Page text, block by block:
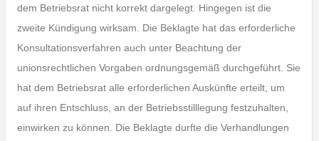
dem Betriebsrat nicht korrekt dargelegt. Hingegen ist die
zweite Kündigung wirksam. Die Beklagte hat das erforderliche
Konsultationsverfahren auch unter Beachtung der
unionsrechtlichen Vorgaben ordnungsgemäß durchgeführt. Sie
hat dem Betriebsrat alle erforderlichen Auskünfte erteilt, um
auf ihren Entschluss, an der Betriebsstilllegung festzuhalten,
einwirken zu können. Die Beklagte durfte die Verhandlungen